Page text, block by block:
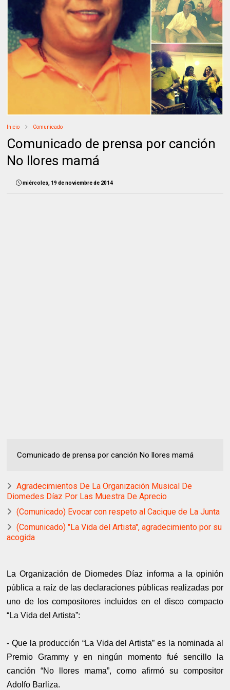
Inicio Comunicado
Comunicado de prensa por canción
No llores mamá
miércoles, 19 de noviembre de 2014
Comunicado de prensa por canción No llores mamá
Agradecimientos De La Organización Musical De
Diomedes Díaz Por Las Muestra De Aprecio
(Comunicado) Evocar con respeto al Cacique de La Junta
(Comunicado) "La Vida del Artista", agradecimiento por su
acogida
La Organización de Diomedes Díaz informa a la opinión
pública a raíz de las declaraciones públicas realizadas por
uno de los compositores incluidos en el disco compacto
“La Vida del Artista”:
- Que la producción “La Vida del Artista” es la nominada al
Premio Grammy y en ningún momento fué sencillo la
canción “No llores mama”, como afirmó su compositor
Adolfo Barliza.